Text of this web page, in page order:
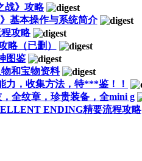
战》攻略
基本操作与系统简介
程攻略
略（已删）
图鉴
和宝物资料
力，收集方法，特***鉴！！
全纹章，珍贵装备，全mini g
ENDING精要流程攻略